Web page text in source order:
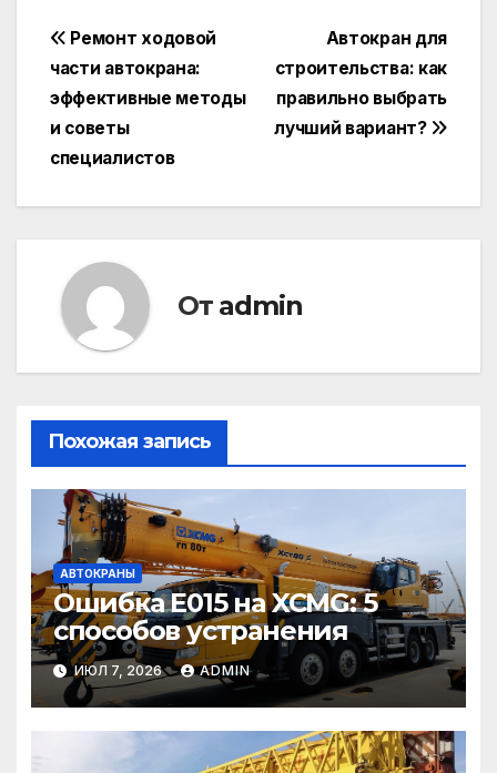
Навигация
по
записям
Автокран для
строительства: как
правильно выбрать
лучший вариант?
Ремонт ходовой
части автокрана:
эффективные методы
и советы
специалистов
От admin
Похожая запись
АВТОКРАНЫ
Ошибка E015 на XCMG: 5
способов устранения
ИЮЛ 7, 2026 ADMIN